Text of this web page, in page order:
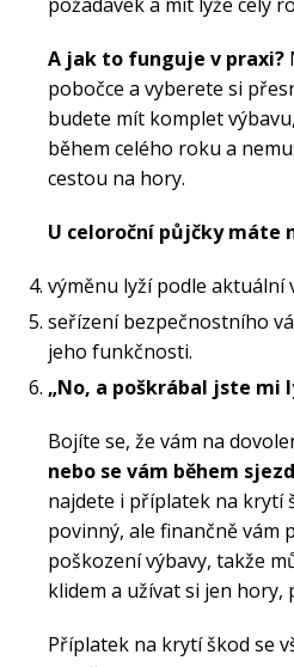
Zabezpečení
Brašny, košíky a
Nářadí pro kola
Blatníky
Řetězy
Rukavice na
Ostatní
Náhradní díly
A jak to funguje v praxi?
pobočce a vyberete si
budete mít komplet
během celého roku a
cestou na hory.
U celoroční půjčky máte
výměnu lyží podle aktuální
seřízení bezpečnostního
jeho funkčnosti.
„No, a poškrábal jste mi
Bojíte se, že vám na
nebo se vám během
najdete i příplatek na krytí
povinný, ale finančně vám
poškození výbavy, takže
klidem a užívat si jen hory,
Příplatek na krytí škod se